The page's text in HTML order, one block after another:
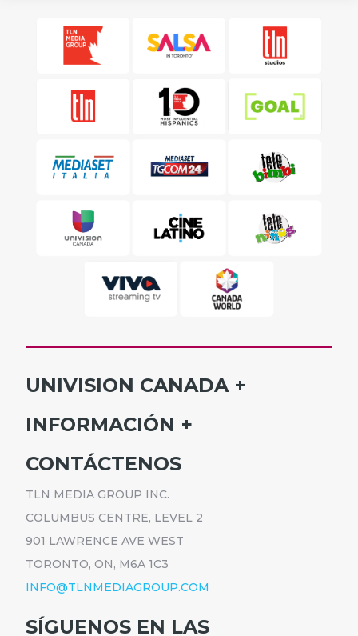
UNIVISION CANADA
INICIO
PROGRAMAS
INFORMACIÓN
SUSCRÍBETE
CARRERAS
POLÍTICA DE PRIVACIDAD
ACCESIBILIDAD
CONTÁCTENOS
TLN MEDIA GROUP INC.
COLUMBUS CENTRE, LEVEL 2
901 LAWRENCE AVE WEST
TORONTO, ON, M6A 1C3
INFO@TLNMEDIAGROUP.COM
SÍGUENOS EN LAS